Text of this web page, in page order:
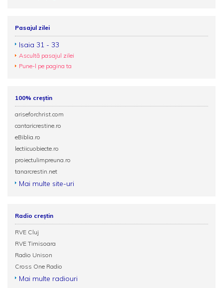
Pasajul zilei
Isaia 31 - 33
Ascultă pasajul zilei
Pune-l pe pagina ta
100% creștin
ariseforchrist.com
cantaricrestine.ro
eBiblia.ro
lectiicuobiecte.ro
proiectulimpreuna.ro
tanarcrestin.net
Mai multe site-uri
Radio creștin
RVE Cluj
RVE Timisoara
Radio Unison
Cross One Radio
Mai multe radiouri